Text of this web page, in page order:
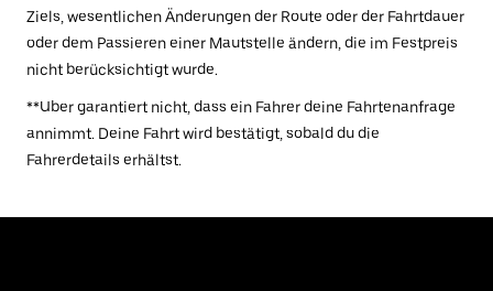
Ziels, wesentlichen Änderungen der Route oder der Fahrtdauer
oder dem Passieren einer Mautstelle ändern, die im Festpreis
nicht berücksichtigt wurde.
**Uber garantiert nicht, dass ein Fahrer deine Fahrtenanfrage
annimmt. Deine Fahrt wird bestätigt, sobald du die
Fahrerdetails erhältst.